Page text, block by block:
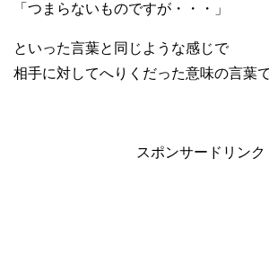
「つまらないものですが・・・」
といった言葉と同じような感じで
相手に対してへりくだった意味の言葉で
スポンサードリンク